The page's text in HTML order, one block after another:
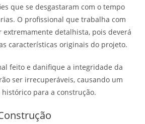
que se desgastaram com o tempo
O profissional que trabalha com
extremamente detalhista, pois deverá
características originais do projeto.
feito e danifique a integridade da
ser irrecuperáveis, causando um
para a construção.